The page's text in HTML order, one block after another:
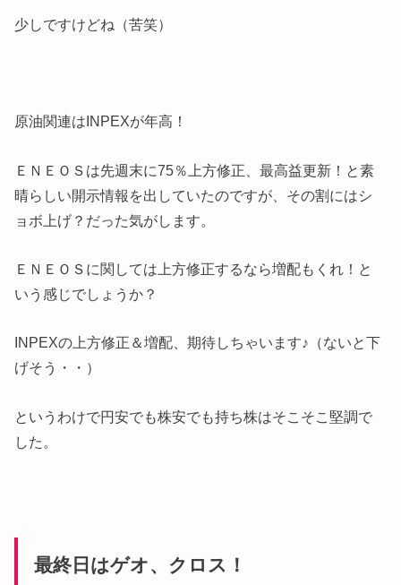
少しですけどね（苦笑）
原油関連はINPEXが年高！
ＥＮＥＯＳは先週末に75％上方修正、最高益更新！と素
晴らしい開示情報を出していたのですが、その割にはシ
ョボ上げ？だった気がします。
ＥＮＥＯＳに関しては上方修正するなら増配もくれ！と
いう感じでしょうか？
INPEXの上方修正＆増配、期待しちゃいます♪（ないと下
げそう・・）
というわけで円安でも株安でも持ち株はそこそこ堅調で
した。
最終日はゲオ、クロス！